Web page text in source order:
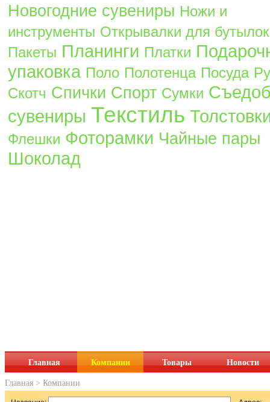
Новогодние сувениры Ножи и
инструменты Открывалки для бутылок
Пакеты Планинги Платки
упаковка Поло Полотенца Посуда
Скотч Спички Спорт Сумки
сувениры Текстиль
Флешки Фоторамки Чайные пары
Шоколад
Главная Компании Товары Новости
Главная > Компании